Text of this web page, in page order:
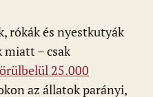
rókák és nyestkutyák
– csak
25.000
az állatok parányi,